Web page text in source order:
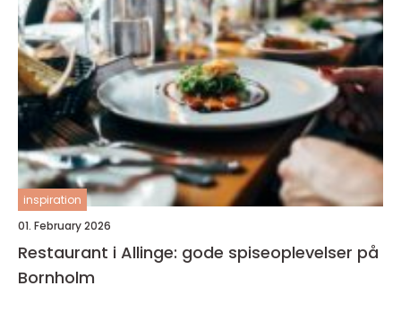
inspiration
01. February 2026
Restaurant i Allinge: gode spiseoplevelser på
Bornholm